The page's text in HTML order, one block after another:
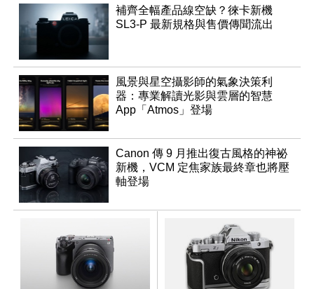
補齊全幅產品線空缺？徠卡新機
SL3-P 最新規格與售價傳聞流出
風景與星空攝影師的氣象決策利
器：專業解讀光影與雲層的智慧
App「Atmos」登場
Canon 傳 9 月推出復古風格的神祕
新機，VCM 定焦家族最終章也將壓
軸登場